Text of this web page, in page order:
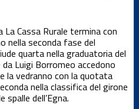
Cassa Rurale termina con
nella seconda fase del
quarta nella graduatoria del
Luigi Borromeo accedono
la vedranno con la quotata
nella classifica del girone
spalle dell’Egna.